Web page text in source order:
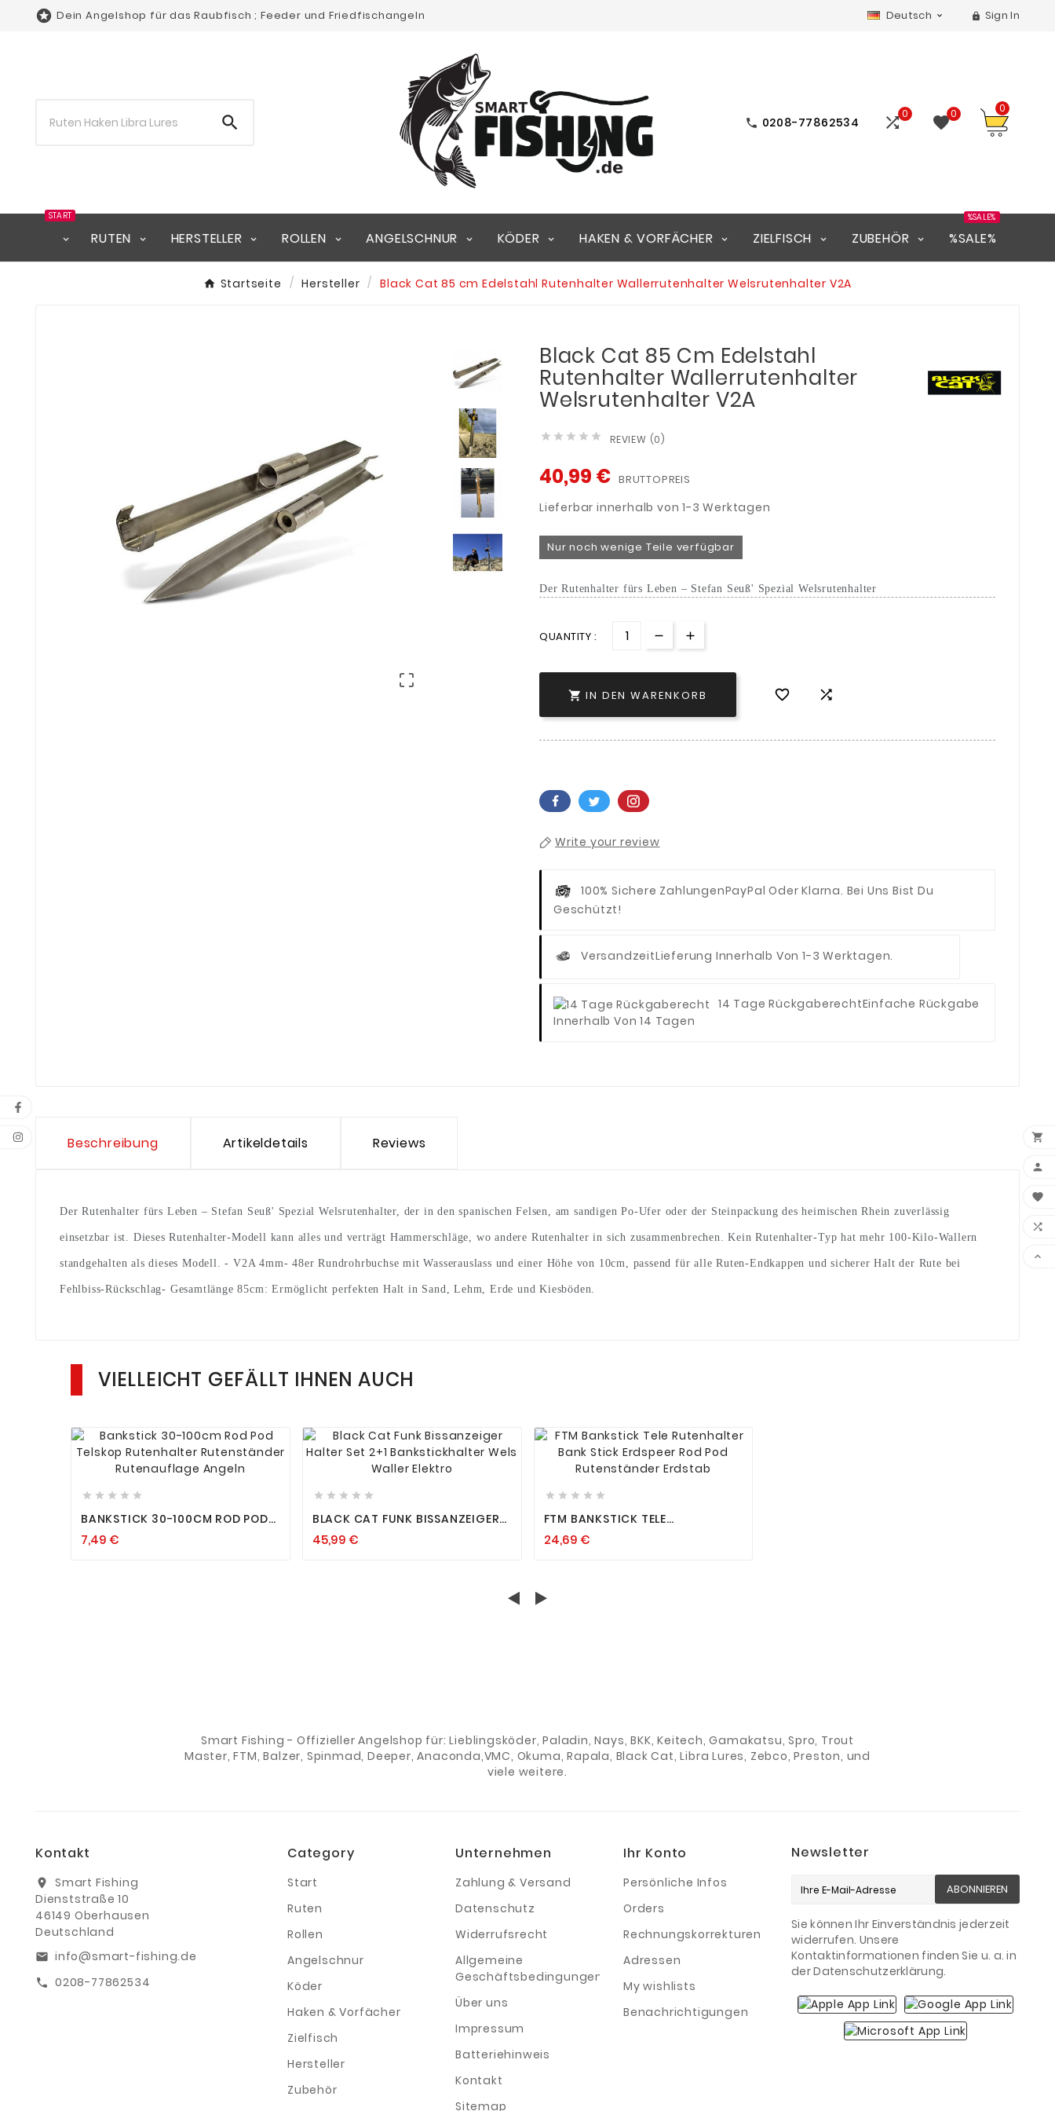
 Dein Angelshop für das Raubfisch ; Feeder und Friedfischangeln Deutsch   Sign In
  0208-77862534 0 0 0
START
RUTEN HERSTELLER ROLLEN ANGELSCHNUR KÖDER HAKEN & VORFÄCHER ZIELFISCH ZUBEHÖR %SALE%
%SALE%
Startseite Hersteller Black Cat 85 cm Edelstahl Rutenhalter Wallerrutenhalter Welsrutenhalter V2A

Black Cat 85 Cm Edelstahl
Rutenhalter Wallerrutenhalter
Welsrutenhalter V2A
     REVIEW (0)
40,99 € BRUTTOPREIS
Lieferbar innerhalb von 1-3 Werktagen
Nur noch wenige Teile verfügbar
Der Rutenhalter fürs Leben – Stefan Seuß' Spezial Welsrutenhalter
QUANTITY :
 IN DEN WARENKORB  
Write your review
100% Sichere ZahlungenPayPal Oder Klarna. Bei Uns Bist Du
Geschützt!
VersandzeitLieferung Innerhalb Von 1-3 Werktagen.
14 Tage RückgaberechtEinfache Rückgabe
Innerhalb Von 14 Tagen
Beschreibung Artikeldetails Reviews
Der Rutenhalter fürs Leben – Stefan Seuß' Spezial Welsrutenhalter, der in den spanischen Felsen, am sandigen Po-Ufer oder der Steinpackung des heimischen Rhein zuverlässig
einsetzbar ist. Dieses Rutenhalter-Modell kann alles und verträgt Hammerschläge, wo andere Rutenhalter in sich zusammenbrechen. Kein Rutenhalter-Typ hat mehr 100-Kilo-Wallern
standgehalten als dieses Modell. - V2A 4mm- 48er Rundrohrbuchse mit Wasserauslass und einer Höhe von 10cm, passend für alle Ruten-Endkappen und sicherer Halt der Rute bei
Fehlbiss-Rückschlag- Gesamtlänge 85cm: Ermöglicht perfekten Halt in Sand, Lehm, Erde und Kiesböden.
VIELLEICHT GEFÄLLT IHNEN AUCH
   
    
BANKSTICK 30-100CM ROD POD
RUTENSTÄNDER RUTENAUFLAGE
7,49 €
   
    
BLACK CAT FUNK BISSANZEIGER
BANKSTICKHALTER WELS WALLER
45,99 €
   
    
FTM BANKSTICK TELE
ERDSPEER ROD POD
24,69 €
Smart Fishing - Offizieller Angelshop für: Lieblingsköder, Paladin, Nays, BKK, Keitech, Gamakatsu, Spro, Trout
Master, FTM, Balzer, Spinmad, Deeper, Anaconda,VMC, Okuma, Rapala, Black Cat, Libra Lures, Zebco, Preston, und
viele weitere.
Kontakt
location_on
Smart Fishing
Dienststraße 10
46149 Oberhausen
Deutschland
email info@smart-fishing.de
call 0208-77862534
Category
Start
Ruten
Rollen
Angelschnur
Köder
Haken & Vorfächer
Zielfisch
Hersteller
Zubehör
Unternehmen
Zahlung & Versand
Datenschutz
Widerrufsrecht
Allgemeine
Geschäftsbedingungen
Über uns
Impressum
Batteriehinweis
Kontakt
Sitemap
Ihr Konto
Persönliche Infos
Orders
Rechnungskorrekturen
Adressen
My wishlists
Benachrichtigungen
Newsletter
ABONNIEREN
Sie können Ihr Einverständnis jederzeit
widerrufen. Unsere
Kontaktinformationen finden Sie u. a. in
der Datenschutzerklärung.




